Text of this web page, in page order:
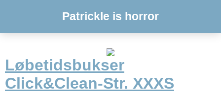
Patrickle is horror
Løbetidsbukser
Click&Clean-Str. XXXS